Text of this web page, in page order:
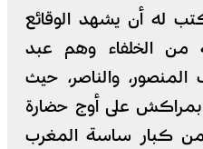
له أن يشهد الوقائع
من الخلفاء وهم عبد
والناصر، حيث
بمراكش على أوج حضارة
كبار ساسة المغرب